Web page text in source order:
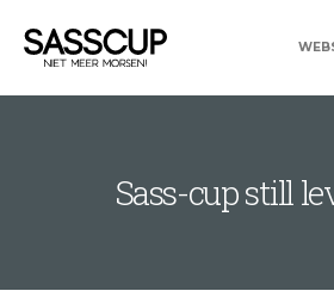
Sass-cup still